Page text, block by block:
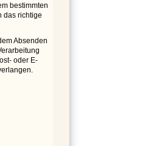
bestimmten
das richtige
Absenden
oder E-